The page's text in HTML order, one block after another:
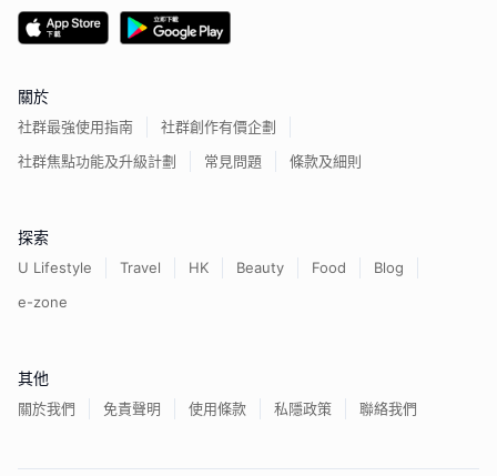
關於
社群最強使用指南
社群創作有價企劃
社群焦點功能及升級計劃
常見問題 條款及細則
探索
U Lifestyle Travel HK Beauty Food
Blog
e-zone
其他
關於我們 免責聲明 使用條款 私隱政策 聯絡我們